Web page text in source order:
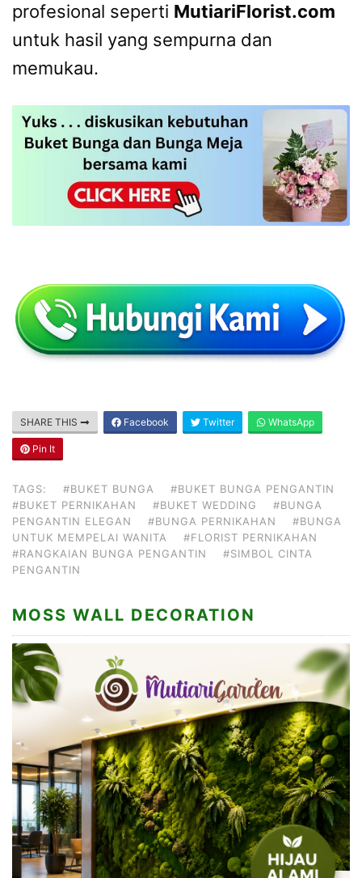
profesional seperti MutiariFlorist.com
untuk hasil yang sempurna dan
memukau.
SHARE THIS Facebook Twitter WhatsApp
Pin It
TAGS: #BUKET BUNGA
#BUKET BUNGA PENGANTIN
#BUKET PERNIKAHAN
#BUKET WEDDING
#BUNGA
PENGANTIN ELEGAN
#BUNGA PERNIKAHAN
#BUNGA
UNTUK MEMPELAI WANITA
#FLORIST PERNIKAHAN
#RANGKAIAN BUNGA PENGANTIN
#SIMBOL CINTA
PENGANTIN
MOSS WALL DECORATION